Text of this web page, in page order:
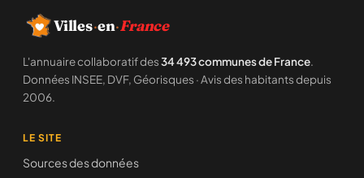
Villes·en·France
L'annuaire collaboratif des34 493 communes de France.
Données INSEE, DVF, Géorisques · Avis des habitants depuis
2006.
LE SITE
Sources des données